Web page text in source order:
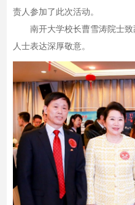
责人参加了此次活动。
南开大学校长曹雪涛院士致
人士表达深厚敬意。